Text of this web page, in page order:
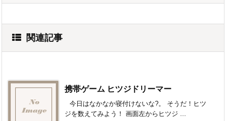
関連記事
携帯ゲーム ヒツジドリーマー
今日はなかなか寝付けないな?。 そうだ！ヒツ
ジを数えてみよう！ 画面左からヒツジ ...